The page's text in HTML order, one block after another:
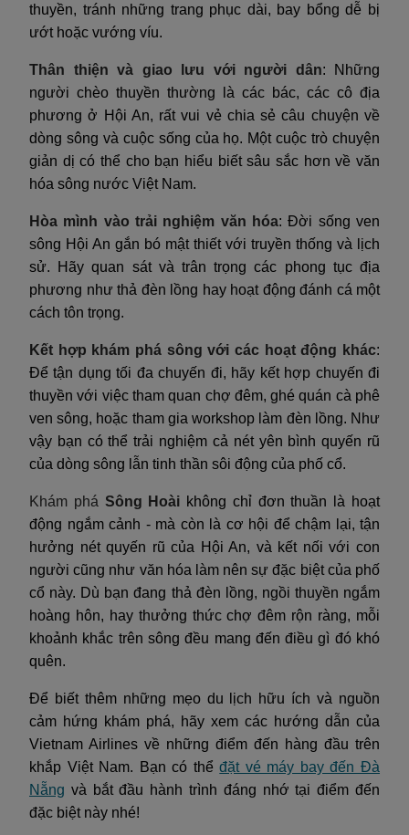
thuyền, tránh những trang phục dài, bay bổng dễ bị
ướt hoặc vướng víu.
Thân thiện và giao lưu với người dân: Những
người chèo thuyền thường là các bác, các cô địa
phương ở Hội An, rất vui vẻ chia sẻ câu chuyện về
dòng sông và cuộc sống của họ. Một cuộc trò chuyện
giản dị có thể cho bạn hiểu biết sâu sắc hơn về văn
hóa sông nước Việt Nam.
Hòa mình vào trải nghiệm văn hóa: Đời sống ven
sông Hội An gắn bó mật thiết với truyền thống và lịch
sử. Hãy quan sát và trân trọng các phong tục địa
phương như thả đèn lồng hay hoạt động đánh cá một
cách tôn trọng.
Kết hợp khám phá sông với các hoạt động khác:
Để tận dụng tối đa chuyến đi, hãy kết hợp chuyến đi
thuyền với việc tham quan chợ đêm, ghé quán cà phê
ven sông, hoặc tham gia workshop làm đèn lồng. Như
vậy bạn có thể trải nghiệm cả nét yên bình quyến rũ
của dòng sông lẫn tinh thần sôi động của phố cổ.
Khám phá Sông Hoài không chỉ đơn thuần là hoạt
động ngắm cảnh - mà còn là cơ hội để chậm lại, tận
hưởng nét quyến rũ của Hội An, và kết nối với con
người cũng như văn hóa làm nên sự đặc biệt của phố
cổ này. Dù bạn đang thả đèn lồng, ngồi thuyền ngắm
hoàng hôn, hay thưởng thức chợ đêm rộn ràng, mỗi
khoảnh khắc trên sông đều mang đến điều gì đó khó
quên.
Để biết thêm những mẹo du lịch hữu ích và nguồn
cảm hứng khám phá, hãy xem các hướng dẫn của
Vietnam Airlines về những điểm đến hàng đầu trên
khắp Việt Nam. Bạn có thểđặt vé máy bay đến Đà
Nẵng và bắt đầu hành trình đáng nhớ tại điểm đến
đặc biệt này nhé!